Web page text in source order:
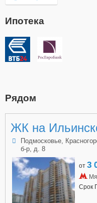
Ипотека
Рядом
ЖК на
Подмосковье,
б-р, д. 8
от 3
Срок